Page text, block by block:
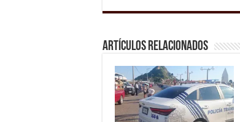
Artículos relacionados